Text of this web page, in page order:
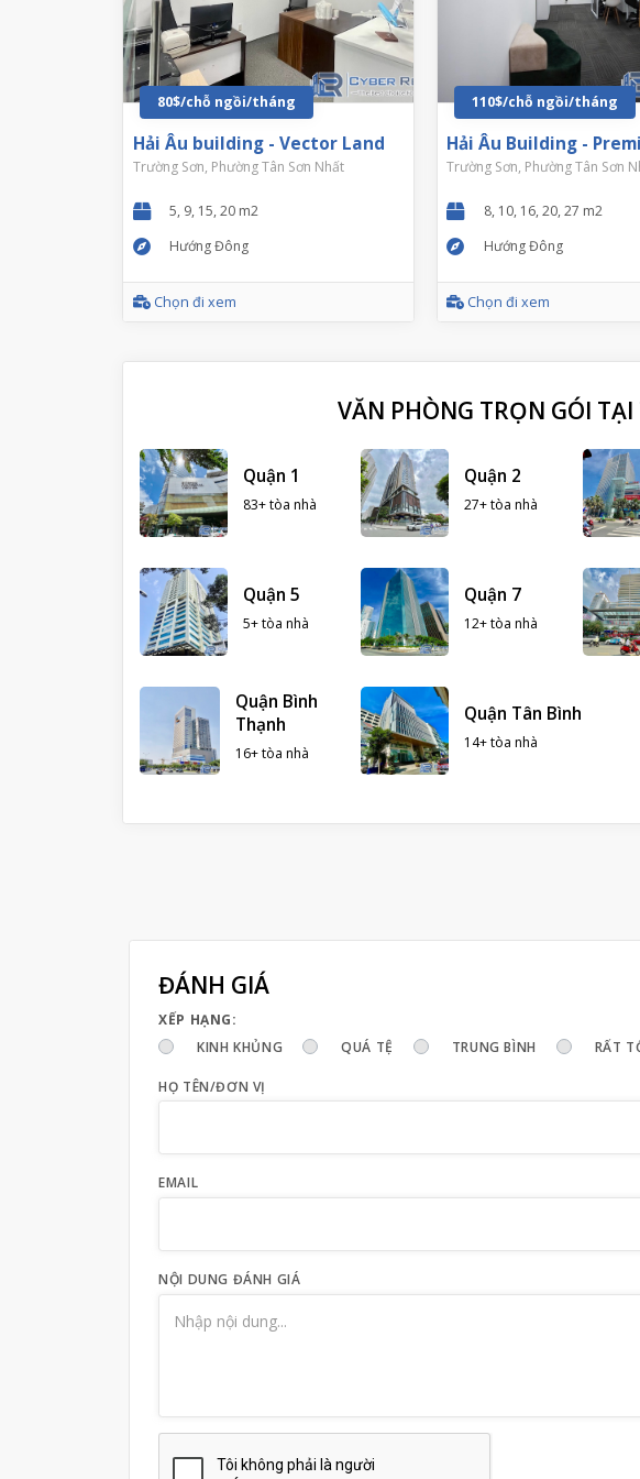
80$/chỗ ngồi/tháng
Hải Âu building - Vector Land
Trường Sơn, Phường Tân Sơn Nhất
5, 9, 15, 20 m2
Hướng Đông
Chọn đi xem
110$/chỗ ngồi/tháng
Hải Âu Building -
Trường Sơn, Phường Tân Sơn
8, 10, 16, 20, 27 m2
Hướng Đông
Chọn đi xem
VĂN PHÒNG TRỌN GÓI
Quận 1
83+ tòa nhà
Quận 2
27+ tòa nhà
Quận 5
5+ tòa nhà
Quận 7
12+ tòa nhà
Quận Bình
Thạnh
16+ tòa nhà
Quận Tân Bình
14+ tòa nhà
ĐÁNH GIÁ
XẾP HẠNG:
KINH KHỦNG
QUÁ TỆ TRUNG BÌNH RẤT
HỌ TÊN/ĐƠN VỊ
EMAIL
NỘI DUNG ĐÁNH GIÁ